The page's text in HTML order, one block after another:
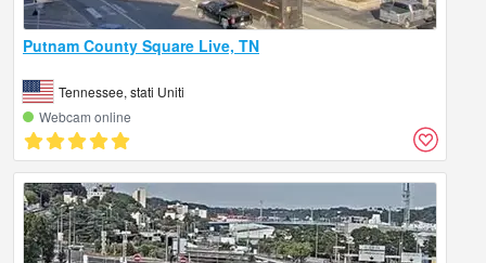
Putnam County Square Live, TN
Tennessee, stati Uniti
Webcam online